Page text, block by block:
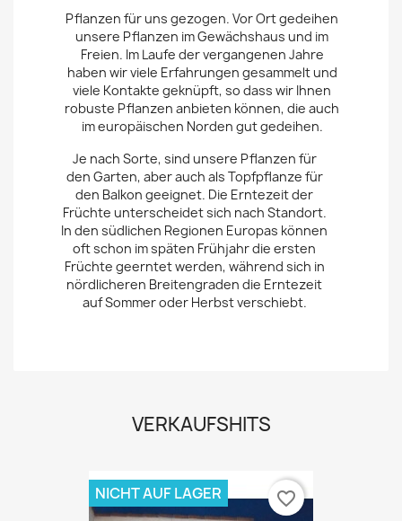
Pflanzen für uns gezogen. Vor Ort gedeihen
unsere Pflanzen im Gewächshaus und im
Freien. Im Laufe der vergangenen Jahre
haben wir viele Erfahrungen gesammelt und
viele Kontakte geknüpft, so dass wir Ihnen
robuste Pflanzen anbieten können, die auch
im europäischen Norden gut gedeihen.
Je nach Sorte, sind unsere Pflanzen für
den Garten, aber auch als Topfpflanze für
den Balkon geeignet. Die Erntezeit der
Früchte unterscheidet sich nach Standort.
In den südlichen Regionen Europas können
oft schon im späten Frühjahr die ersten
Früchte geerntet werden, während sich in
nördlicheren Breitengraden die Erntezeit
auf Sommer oder Herbst verschiebt.
VERKAUFSHITS
NICHT AUF LAGER favorite_border